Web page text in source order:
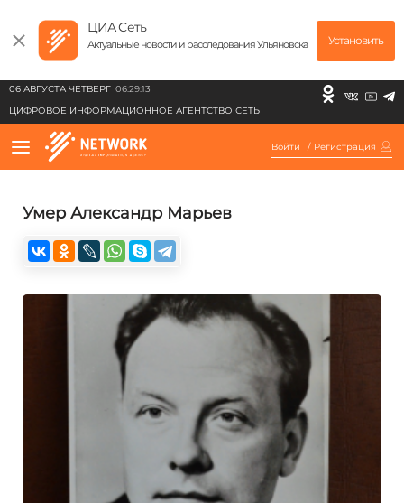
ЦИА Сеть
Актуальные новости и расследования Ульяновска Установить
06 АВГУСТА ЧЕТВЕРГ 06:29:13
ЦИФРОВОЕ ИНФОРМАЦИОННОЕ АГЕНТСТВО СЕТЬ
Войти / Регистрация
Умер Александр Марьев